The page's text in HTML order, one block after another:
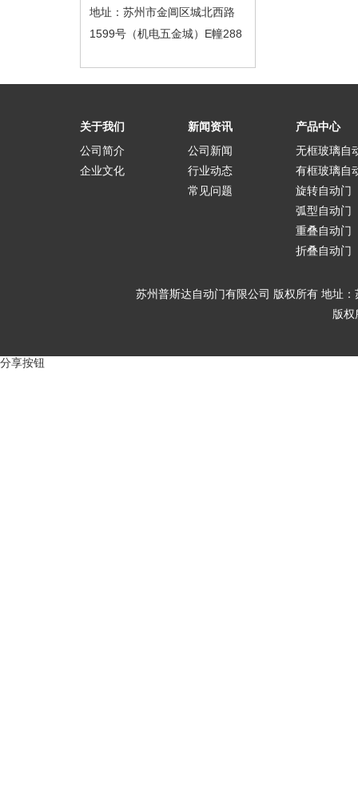
地址：苏州市金阊区城北西路
1599号（机电五金城）E幢288
关于我们
公司简介
企业文化
新闻资讯
公司新闻
行业动态
常见问题
产品中心
无框玻璃自
有框玻璃自
旋转自动门
弧型自动门
重叠自动门
折叠自动门
苏州普斯达自动门有限公司 版权所有 地址
版
分享按钮